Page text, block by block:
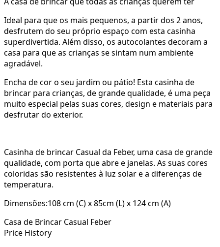
Ideal para que os mais pequenos, a partir dos 2 anos,
desfrutem do seu próprio espaço com esta casinha
superdivertida. Além disso, os autocolantes decoram a
casa para que as crianças se sintam num ambiente
agradável.
Encha de cor o seu jardim ou pátio! Esta casinha de
brincar para crianças, de grande qualidade, é uma peça
muito especial pelas suas cores, design e materiais para
desfrutar do exterior.
Casinha de brincar Casual da Feber, uma casa de grande
qualidade, com porta que abre e janelas. As suas cores
coloridas são resistentes à luz solar e a diferenças de
temperatura.
Dimensões:108 cm (C) x 85cm (L) x 124 cm (A)
Casa de Brincar Casual Feber
Price History